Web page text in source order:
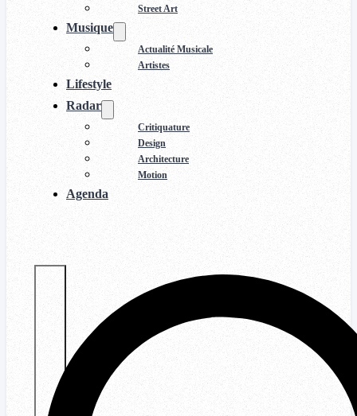
Street Art
Musique
Actualité Musicale
Artistes
Lifestyle
Radar
Critiquature
Design
Architecture
Motion
Agenda